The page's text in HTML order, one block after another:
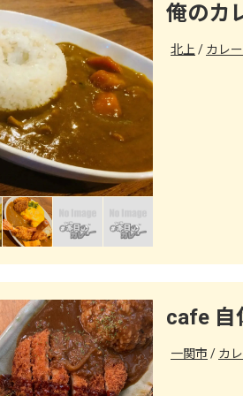
俺のカ
北上 カレ
cafe 自
一関市 カ